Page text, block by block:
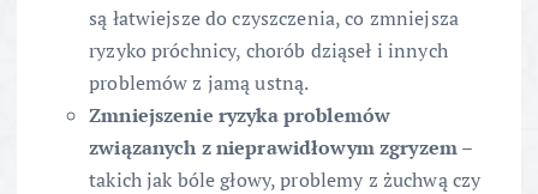
są łatwiejsze do czyszczenia, co zmniejsza
ryzyko próchnicy, chorób dziąseł i innych
problemów z jamą ustną.
Zmniejszenie ryzyka problemów
związanych z nieprawidłowym zgryzem–
takich jak bóle głowy, problemy z żuchwą czy